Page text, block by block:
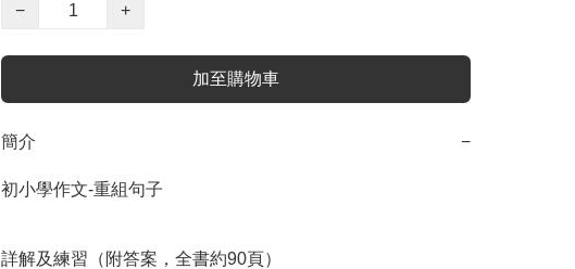
−
+
加至購物車
簡介 −
初小學作文-重組句子
詳解及練習（附答案，全書約90頁）